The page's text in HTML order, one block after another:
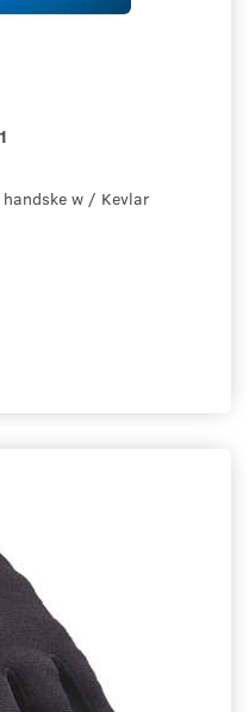
w / Kevlar